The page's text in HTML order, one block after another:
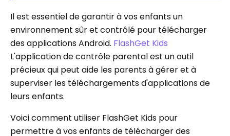
Il est essentiel de garantir à vos enfants un
environnement sûr et contrôlé pour télécharger
des applications Android. FlashGet Kids
L'application de contrôle parental est un outil
précieux qui peut aide les parents à gérer et à
superviser les téléchargements d'applications de
leurs enfants.
Voici comment utiliser FlashGet Kids pour
permettre à vos enfants de télécharger des